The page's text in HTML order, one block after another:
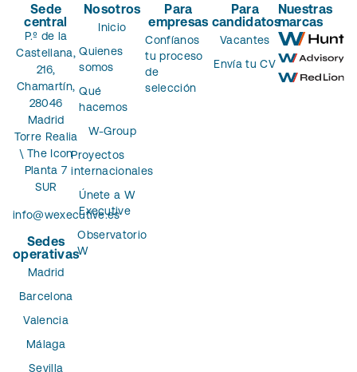
Sede
central
P.º de la
Castellana,
216,
Chamartín,
28046
Madrid
Torre Realia
\ The Icon
Planta 7
SUR
info@wexecutive.es
Sedes
operativas
Madrid
Barcelona
Valencia
Málaga
Sevilla
Nosotros
Inicio
Quienes
somos
Qué
hacemos
W-Group
Proyectos
internacionales
Únete a W
Executive
Observatorio
W
Para
empresas
Confíanos
tu proceso
de
selección
Para
candidatos
Vacantes
Envía tu CV
Nuestras
marcas